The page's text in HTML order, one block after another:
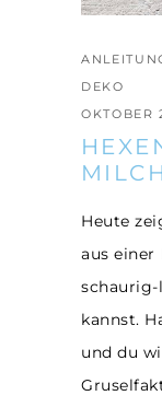
DEKO
OKTOBER
Heute
aus
kannst.
und du